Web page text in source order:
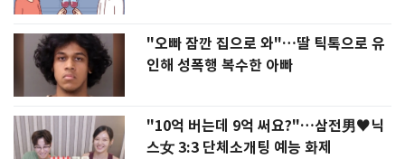
"오빠 잠깐 집으로 와"…딸 틱톡으로 유
인해 성폭행 복수한 아빠
"10억 버는데 9억 써요?"…삼전男♥닉
스女 3:3 단체소개팅 예능 화제